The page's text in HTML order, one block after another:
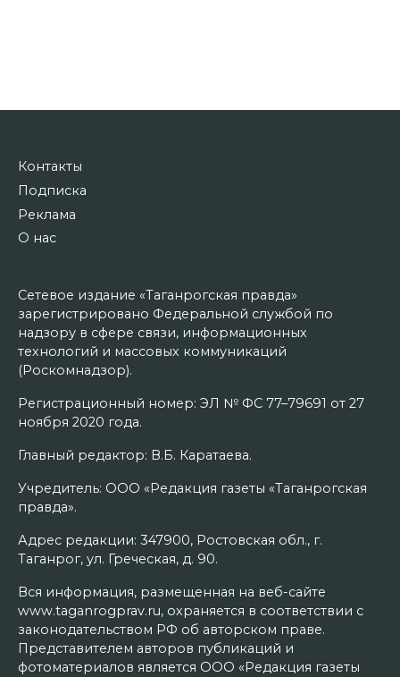
Контакты
Подписка
Реклама
О нас
Сетевое издание «Таганрогская правда»
зарегистрировано Федеральной службой по
надзору в сфере связи, информационных
технологий и массовых коммуникаций
(Роскомнадзор).
Регистрационный номер: ЭЛ № ФС 77–79691 от 27
ноября 2020 года.
Главный редактор: В.Б. Каратаева.
Учредитель: ООО «Редакция газеты «Таганрогская
правда».
Адрес редакции: 347900, Ростовская обл., г.
Таганрог, ул. Греческая, д. 90.
Вся информация, размещенная на веб-сайте
www.taganrogprav.ru, охраняется в соответствии с
законодательством РФ об авторском праве.
Представителем авторов публикаций и
фотоматериалов является ООО «Редакция газеты